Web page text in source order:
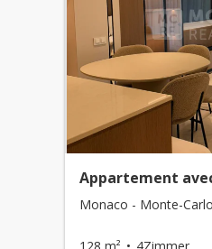
Appartement
Monaco - Monte-Carlo